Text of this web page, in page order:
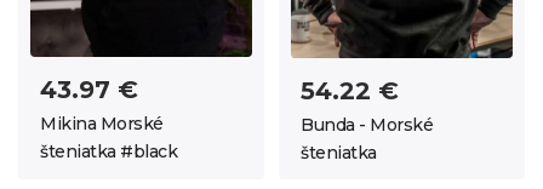
43.97 €
Mikina Morské
šteniatka #black
54.22 €
Bunda - Morské
šteniatka